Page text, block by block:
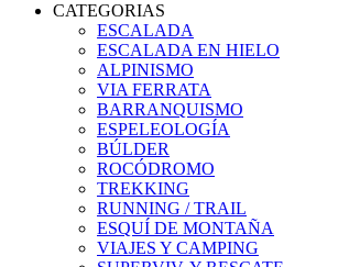
CATEGORIAS
ESCALADA
ESCALADA EN HIELO
ALPINISMO
VIA FERRATA
BARRANQUISMO
ESPELEOLOGÍA
BÚLDER
ROCÓDROMO
TREKKING
RUNNING / TRAIL
ESQUÍ DE MONTAÑA
VIAJES Y CAMPING